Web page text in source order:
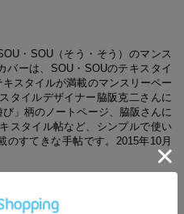
・SOU（そう・そう）のマンス
バーは、SOU・SOUのテキスタイ
スタイルが満載のマンスリーペー
タイルデザイナー脇阪克二さんに
」柄のノートページ、脇阪さんに
スタイル帖など、シンプルで使い
すてきな手帖です。2015年10月